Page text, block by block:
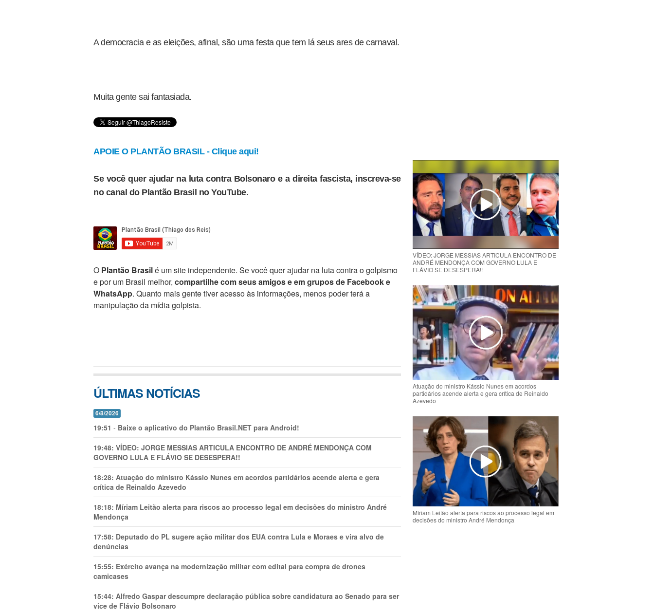
A democracia e as eleições, afinal, são uma festa que tem lá seus ares de carnaval.
Muita gente sai fantasiada.
APOIE O PLANTÃO BRASIL - Clique aqui!
Se você quer ajudar na luta contra Bolsonaro e a direita fascista, inscreva-se
no canal do Plantão Brasil no YouTube.
O Plantão Brasilé um site independente. Se você quer ajudar na luta contra o golpismo
e por um Brasil melhor, compartilhe com seus amigos e em grupos de Facebook e
WhatsApp. Quanto mais gente tiver acesso às informações, menos poder terá a
manipulação da mídia golpista.
ÚLTIMAS NOTÍCIAS
6/8/2026
19:51 - Baixe o aplicativo do Plantão Brasil.NET para Android!
19:48: VÍDEO: JORGE MESSIAS ARTICULA ENCONTRO DE ANDRÉ MENDONÇA COM
GOVERNO LULA E FLÁVIO SE DESESPERA!!
18:28: Atuação do ministro Kássio Nunes em acordos partidários acende alerta e gera
crítica de Reinaldo Azevedo
18:18: Míriam Leitão alerta para riscos ao processo legal em decisões do ministro André
Mendonça
17:58: Deputado do PL sugere ação militar dos EUA contra Lula e Moraes e vira alvo de
denúncias
15:55: Exército avança na modernização militar com edital para compra de drones
camicases
15:44: Alfredo Gaspar descumpre declaração pública sobre candidatura ao Senado para ser
vice de Flávio Bolsonaro
VÍDEO: JORGE MESSIAS ARTICULA ENCONTRO DE
ANDRÉ MENDONÇA COM GOVERNO LULA E
FLÁVIO SE DESESPERA!!
Atuação do ministro Kássio Nunes em acordos
partidários acende alerta e gera crítica de Reinaldo
Azevedo
Míriam Leitão alerta para riscos ao processo legal em
decisões do ministro André Mendonça